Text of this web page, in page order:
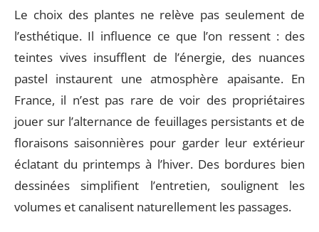
Le choix des plantes ne relève pas seulement de
l’esthétique. Il influence ce que l’on ressent : des
teintes vives insufflent de l’énergie, des nuances
pastel instaurent une atmosphère apaisante. En
France, il n’est pas rare de voir des propriétaires
jouer sur l’alternance de feuillages persistants et de
floraisons saisonnières pour garder leur extérieur
éclatant du printemps à l’hiver. Des bordures bien
dessinées simplifient l’entretien, soulignent les
volumes et canalisent naturellement les passages.